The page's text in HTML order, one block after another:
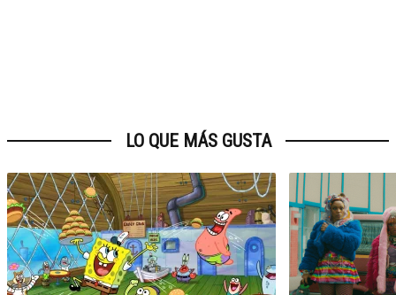
LO QUE MÁS GUSTA